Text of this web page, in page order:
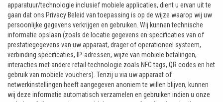
apparatuur/technologie inclusief mobiele applicaties, dient u ervan uit te
gaan dat ons Privacy Beleid van toepassing is op de wijze waarop wij uw
persoonlijke gegevens verkrijgen en gebruiken. Wij kunnen technische
informatie opslaan (zoals de locatie gegevens en specificaties van of
prestatiegegevens van uw apparaat, drager of operationeel systeem,
verbinding specificaties, IP-adressen, wijze van mobiele betalingen,
interacties met andere retail-technologie zoals NFC tags, QR codes en het
gebruik van mobiele vouchers). Tenzij u via uw apparaat of
netwerkinstellingen heeft aangegeven anoniem te willen blijven, kunnen
wij deze informatie automatisch verzamelen en gebruiken indien u onze